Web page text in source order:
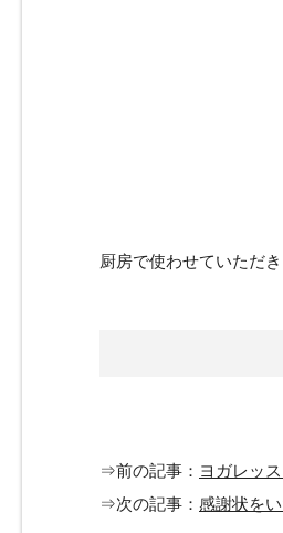
厨房で使わせていただ
⇒前の記事： ヨガレッ
⇒次の記事： 感謝状を